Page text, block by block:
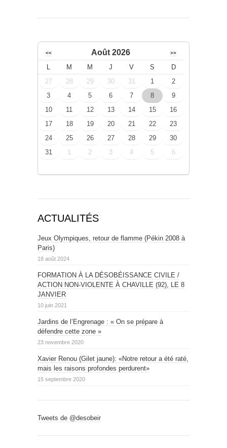
<< Août 2026 >>
M M J V S
D
27
28 29 30 31 1
2
3
4 5 6 7 8
9
10
11 12 13 14 15
16
17
18 19 20 21 22
23
24
25 26 27 28 29
30
31
1 2 3 4 5 6
ACTUALITÉS
Jeux Olympiques, retour de flamme (Pékin 2008 à
Paris)
18 août 2024
FORMATION À LA DÉSOBÉISSANCE CIVILE /
ACTION NON-VIOLENTE À CHAVILLE (92), LE 8
JANVIER
10 juin 2021
Jardins de l’Engrenage : « On se prépare à
défendre cette zone »
23 novembre 2020
Xavier Renou (Gilet jaune): «Notre retour a été raté,
mais les raisons profondes perdurent»
15 septembre 2020
Tweets de @desobeir